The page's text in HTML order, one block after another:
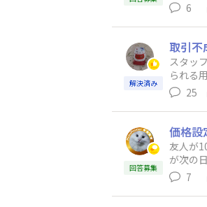
6
解決済み
取引不
スタッ
られる
も出来ない…
り。こ
手にはマ
から何
25
回答募集
価格設
友人が
が次の日
ちらがキャンセルしな
7